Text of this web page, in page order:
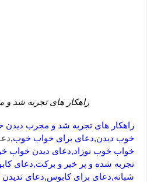
راهکار های تجربه شد
راهکار های تجربه شد و مجرب
خوب دیدن,دعای برای خواب خوب,
خواب خوب نوزاد,دعای دیدن خواب
تجربه شده و پر خیر و برکت,دعای
شبانه,دعای برای کابوس,دعای